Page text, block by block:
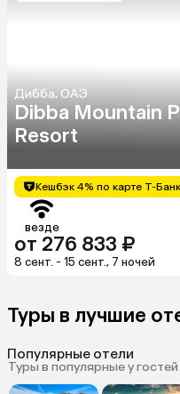
Дибба, ОАЭ
Dibba Mountain
Resort
Кешбэк 4% по карте Т-
везде
от 276 833 ₽
8 сент. - 15 сент., 7 ночей
Туры в лучшие
Популярные отели
Туры в популярные у